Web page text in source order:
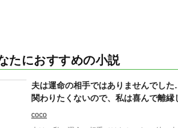
たにおすすめの小説
夫は運命の相手ではありませんでし
関わりたくないので、私は喜んで離縁
coco